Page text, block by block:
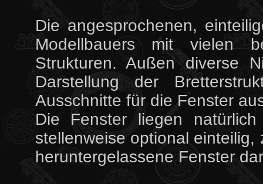
Die angesprochenen,
Modellbauers mit vielen
Strukturen. Außen diverse
Darstellung der
Ausschnitte für die Fenster
Die Fenster liegen
stellenweise optional
heruntergelassene Fenster